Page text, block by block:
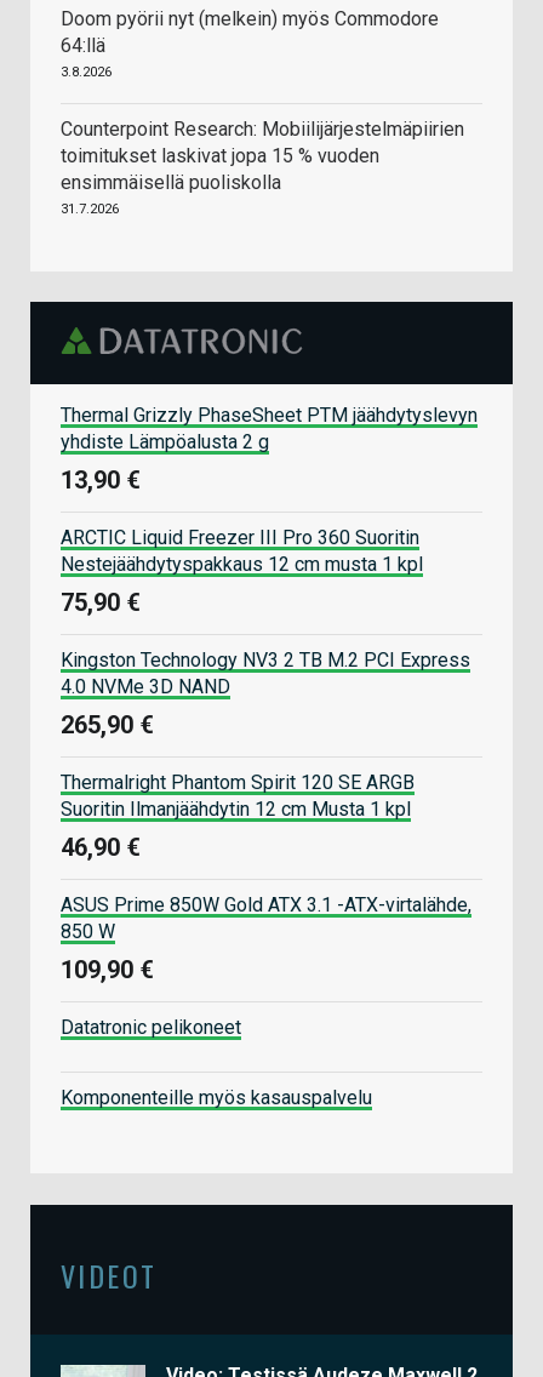
Doom pyörii nyt (melkein) myös Commodore
64:llä
3.8.2026
Counterpoint Research: Mobiilijärjestelmäpiirien
toimitukset laskivat jopa 15 % vuoden
ensimmäisellä puoliskolla
31.7.2026
Thermal Grizzly PhaseSheet PTM jäähdytyslevyn
yhdiste Lämpöalusta 2 g
13,90 €
ARCTIC Liquid Freezer III Pro 360 Suoritin
Nestejäähdytyspakkaus 12 cm musta 1 kpl
75,90 €
Kingston Technology NV3 2 TB M.2 PCI Express
4.0 NVMe 3D NAND
265,90 €
Thermalright Phantom Spirit 120 SE ARGB
Suoritin Ilmanjäähdytin 12 cm Musta 1 kpl
46,90 €
ASUS Prime 850W Gold ATX 3.1 -ATX-virtalähde,
850 W
109,90 €
Datatronic pelikoneet
Komponenteille myös kasauspalvelu
VIDEOT